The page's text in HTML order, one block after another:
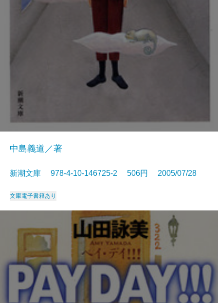
中島義道／著
新潮文庫 978-4-10-146725-2 506円 2005/07/28
文庫電子書籍あり